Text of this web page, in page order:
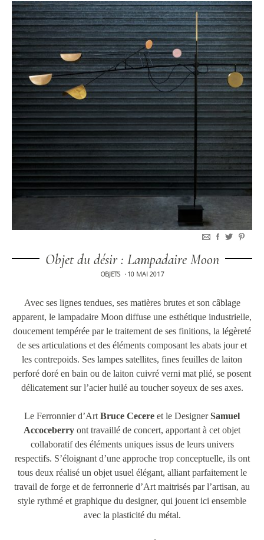
Objet du désir : Lampadaire Moon
OBJETS • 10 MAI 2017
Avec ses lignes tendues, ses matières brutes et son câblage
apparent, le lampadaire Moon diffuse une esthétique industrielle,
doucement tempérée par le traitement de ses finitions, la légèreté
de ses articulations et des éléments composant les abats jour et
les contrepoids. Ses lampes satellites, fines feuilles de laiton
perforé doré en bain ou de laiton cuivré verni mat plié, se posent
délicatement sur l’acier huilé au toucher soyeux de ses axes.
Le Ferronnier d’Art Bruce Cecere et le DesignerSamuel
Accoceberry ont travaillé de concert, apportant à cet objet
collaboratif des éléments uniques issus de leurs univers
respectifs. S’éloignant d’une approche trop conceptuelle, ils ont
tous deux réalisé un objet usuel élégant, alliant parfaitement le
travail de forge et de ferronnerie d’Art maitrisés par l’artisan, au
style rythmé et graphique du designer, qui jouent ici ensemble
avec la plasticité du métal.